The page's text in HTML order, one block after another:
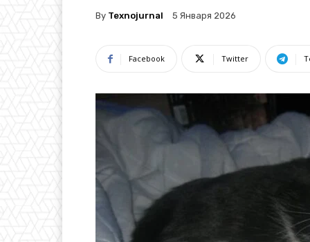
By Texnojurnal 5 Января 2026
Facebook Twitter